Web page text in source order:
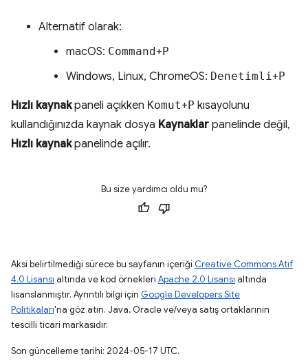
Alternatif olarak:
macOS: Command+ P
Windows, Linux, ChromeOS: Denetimli+ P
Hızlı kaynakpaneli açıkken Komut+ P kısayolunu
kullandığınızda kaynak dosya Kaynaklar panelinde değil,
Hızlı kaynakpanelinde açılır.
Bu size yardımcı oldu mu?
Aksi belirtilmediği sürece bu sayfanın içeriği Creative Commons Atıf
4.0 Lisansı altında ve kod örnekleri Apache 2.0 Lisansı altında
lisanslanmıştır. Ayrıntılı bilgi için Google Developers Site
Politikaları'na göz atın. Java, Oracle ve/veya satış ortaklarının
tescilli ticari markasıdır.
Son güncelleme tarihi: 2024-05-17 UTC.